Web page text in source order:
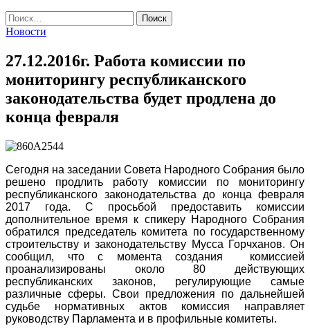
Найти:
Новости
27.12.2016г. Работа комиссии по
мониторингу республиканского
законодательства будет продлена до
конца февраля
Сегодня на заседании Совета Народного Собрания было
решено продлить работу комиссии по мониторингу
республиканского законодательства до конца февраля
2017 года. С просьбой предоставить комиссии
дополнительное время к спикеру Народного Собрания
обратился председатель комитета по государственному
строительству и законодательству Мусса Горчханов. Он
сообщил, что с момента создания комиссией
проанализированы около 80 действующих
республиканских законов, регулирующие самые
различные сферы. Свои предложения по дальнейшей
судьбе нормативных актов комиссия направляет
руководству Парламента и в профильные комитеты.